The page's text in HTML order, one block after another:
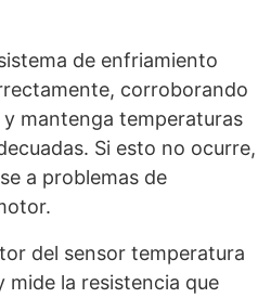
de enfriamiento
corroborando
mantenga temperaturas
Si esto no ocurre,
a problemas de
del sensor temperatura
mide la resistencia que